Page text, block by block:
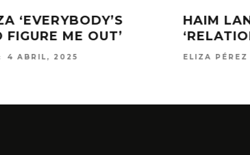
LANZAN DOS
DE PRINCE EN
JULIO MOREAN 10 JULIO, 2023